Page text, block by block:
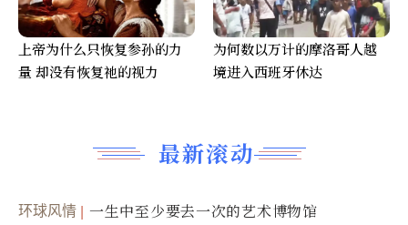
最新滚动
环球风情 一生中至少要去一次的艺术博物馆
上帝为什么只恢复参孙的力
量 却没有恢复祂的视力
为何数以万计的摩洛哥人越
境进入西班牙休达